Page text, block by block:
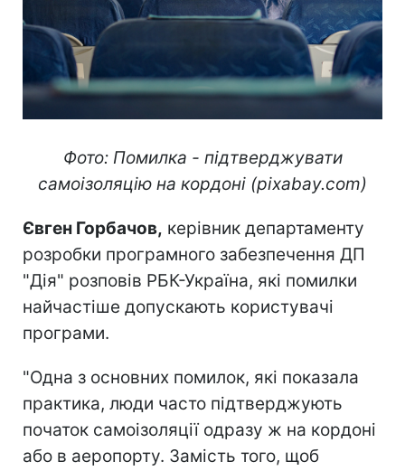
Фото: Помилка - підтверджувати
самоізоляцію на кордоні (pixabay.com)
Євген Горбачов, керівник департаменту
розробки програмного забезпечення ДП
"Дія" розповів РБК-Україна, які помилки
найчастіше допускають користувачі
програми.
"Одна з основних помилок, які показала
практика, люди часто підтверджують
початок самоізоляції одразу ж на кордоні
або в аеропорту. Замість того, щоб